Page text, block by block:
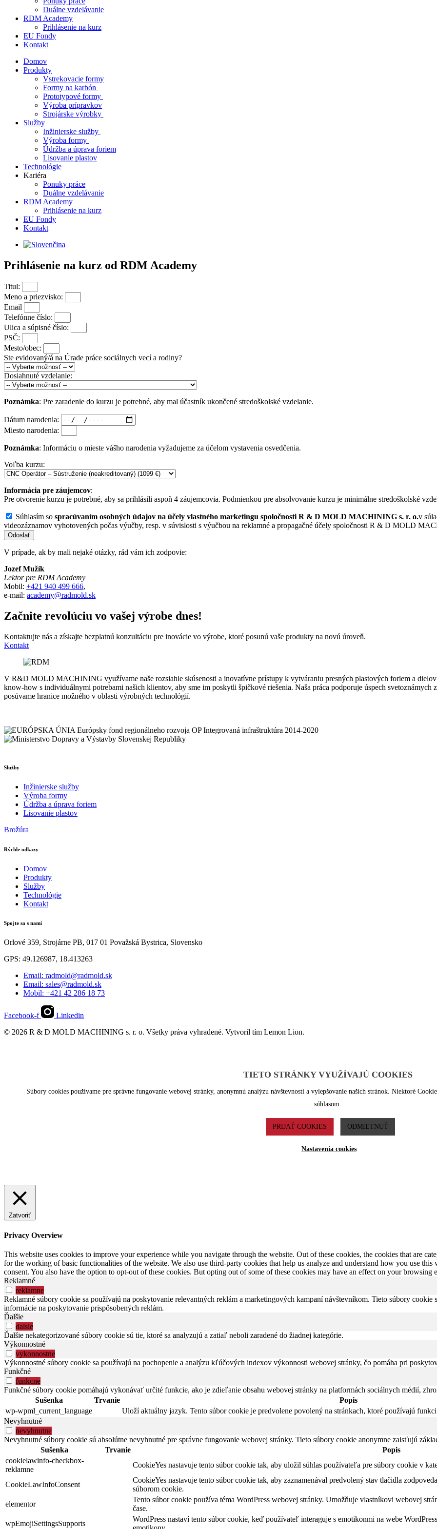
Duálne vzdelávanie
RDM Academy
Prihlásenie na kurz
EU Fondy
Kontakt
Domov
Produkty
Vstrekovacie formy
Formy na karbón
Prototypové formy
Výroba prípravkov
Strojárske výrobky
Služby
Inžinierske služby
Výroba formy
Údržba a úprava foriem
Lisovanie plastov
Technológie
Kariéra
Ponuky práce
Duálne vzdelávanie
RDM Academy
Prihlásenie na kurz
EU Fondy
Kontakt
Prihlásenie na kurz od RDM Academy
Titul:
Meno a priezvisko:
Email
Telefónne číslo:
Ulica a súpisné číslo:
PSČ:
Mesto/obec:
Ste evidovaný/á na Úrade práce sociálnych vecí a rodiny?
Dosiahnuté vzdelanie:
Poznámka: Pre zaradenie do kurzu je potrebné, aby mal účastník ukončené stredoškolské vzdelanie.
Dátum narodenia:
Miesto narodenia:
Poznámka: Informáciu o mieste vášho narodenia vyžadujeme za účelom vystavenia osvedčenia.
Voľba kurzu:
Informácia pre záujemcov:
Pre otvorenie kurzu je potrebné, aby sa prihlásili aspoň 4 záujemcovia. Podmienkou pre absolvovanie kurzu je minimálne stredoškolské
Súhlasím so spracúvaním osobných údajov na účely vlastného marketingu spoločnosti R & D MOLD MACHINING s. r. o.v
videozáznamov vyhotovených počas výučby, resp. v súvislosti s výučbou na reklamné a propagačné účely spoločnosti R & D MOLD
Odoslať
V prípade, ak by mali nejaké otázky, rád vám ich zodpovie:
Jozef Mužík
Lektor pre RDM Academy
Mobil: +421 940 499 666,
e-mail: academy@radmold.sk
Začnite revolúciu vo vašej výrobe dnes!
Kontaktujte nás a získajte bezplatnú konzultáciu pre inovácie vo výrobe, ktoré posunú vaše produkty na novú úroveň.
Kontakt
V R&D MOLD MACHINING využívame naše rozsiahle skúsenosti a inovatívne prístupy k vytváraniu presných plastových foriem a
know-how s individuálnymi potrebami našich klientov, aby sme im poskytli špičkové riešenia. Naša práca podporuje úspech
posúvame hranice možného v oblasti výrobných technológií.
Služby
Inžinierske služby
Výroba formy
Údržba a úprava foriem
Lisovanie plastov
Brožúra
Rýchle odkazy
Domov
Produkty
Služby
Technológie
Kontakt
Spojte sa s nami
Orlové 359, Strojárne PB, 017 01 Považská Bystrica, Slovensko
GPS: 49.126987, 18.413263
Email: radmold@radmold.sk
Email: sales@radmold.sk
Mobil: +421 42 286 18 73
Facebook-f
Linkedin
© 2026 R & D MOLD MACHINING s. r. o. Všetky práva vyhradené. Vytvoril tím Lemon Lion.
TIETO STRÁNKY VYUŽÍVAJÚ COOKIES
Súbory cookies používame pre správne fungovanie webovej stránky, anonymnú analýzu návštevnosti a vylepšovanie našich stránok. Niektoré
súhlasom.
PRIJAŤ COOKIES ODMIETNUŤ
Nastavenia cookies
Zatvoriť
Privacy Overview
This website uses cookies to improve your experience while you navigate through the website. Out of these cookies, the cookies that are
for the working of basic functionalities of the website. We also use third-party cookies that help us analyze and understand how you use
consent. You also have the option to opt-out of these cookies. But opting out of some of these cookies may have an effect on your browsing
Reklamné
reklamne
Reklamné súbory cookie sa používajú na poskytovanie relevantných reklám a marketingových kampaní návštevníkom. Tieto súbory
informácie na poskytovanie prispôsobených reklám.
Ďalšie
dalsie
Ďalšie nekategorizované súbory cookie sú tie, ktoré sa analyzujú a zatiaľ neboli zaradené do žiadnej kategórie.
Výkonnostné
vykonnostne
Výkonnostné súbory cookie sa používajú na pochopenie a analýzu kľúčových indexov výkonnosti webovej stránky, čo pomáha pri
Funkčné
funkcne
Funkčné súbory cookie pomáhajú vykonávať určité funkcie, ako je zdieľanie obsahu webovej stránky na platformách sociálnych médií,
Sušenka
Trvanie
Popis
wp-wpml_current_language
Uloží aktuálny jazyk. Tento súbor cookie je predvolene povolený na stránkach, ktoré používajú
Nevyhnutné
nevyhnutne
Nevyhnutné súbory cookie sú absolútne nevyhnutné pre správne fungovanie webovej stránky. Tieto súbory cookie anonymne zaisťujú
Sušenka
Trvanie
Popis
cookielawinfo-checkbox-
reklamne
CookieYes nastavuje tento súbor cookie tak, aby uložil súhlas používateľa pre súbory cookie v
CookieLawInfoConsent
CookieYes nastavuje tento súbor cookie tak, aby zaznamenával predvolený stav tlačidla
súborom cookie.
elementor
Tento súbor cookie používa téma WordPress webovej stránky. Umožňuje vlastníkovi webovej
čase.
wpEmojiSettingsSupports
WordPress nastaví tento súbor cookie, keď používateľ interaguje s emotikonmi na webe